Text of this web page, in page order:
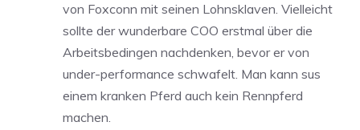
von Foxconn mit seinen Lohnsklaven. Vielleicht
sollte der wunderbare COO erstmal über die
Arbeitsbedingen nachdenken, bevor er von
under-performance schwafelt. Man kann sus
einem kranken Pferd auch kein Rennpferd
machen.